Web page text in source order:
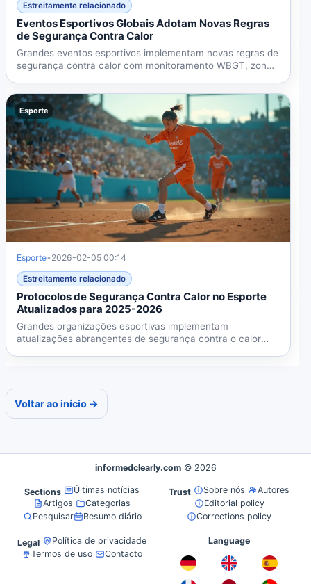
Estreitamente relacionado
Eventos Esportivos Globais Adotam Novas Regras
de Segurança Contra Calor
Grandes eventos esportivos implementam novas regras de
segurança contra calor com monitoramento WBGT, zonas
Esporte
Esporte• 2026-02-05 00:14
Estreitamente relacionado
Protocolos de Segurança Contra Calor no Esporte
Atualizados para 2025-2026
Grandes organizações esportivas implementam
atualizações abrangentes de segurança contra o calor
Voltar ao início →
informedclearly.com © 2026
Sections
Últimas notícias
Artigos
Categorias
Pesquisar
Resumo diário
Trust Sobre nós
Autores
Editorial policy
Corrections policy
Legal
Política de privacidade
Termos de uso
Contacto
Language